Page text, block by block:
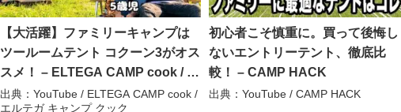
【大活躍】ファミリーキャンプは
ツールームテント コクーン3がオス
スメ！ – ELTEGA CAMP cook / エ
ルテガ キャンプ クック
出典：YouTube / ELTEGA CAMP cook /
エルテガ キャンプ クック
初心者こそ慎重に。買って後悔し
ないエントリーテント、徹底比
較！ – CAMP HACK
出典：YouTube / CAMP HACK